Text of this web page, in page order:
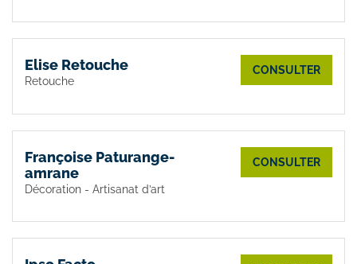
Elise Retouche
Retouche
CONSULTER
Françoise Paturange-
amrane
Décoration - Artisanat d’art
CONSULTER